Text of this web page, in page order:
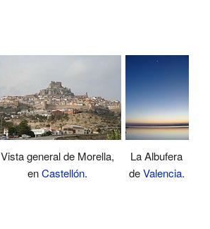
Vista general de Morella,
enCastellón.
La Albufera
deValencia.